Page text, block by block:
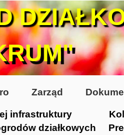
infrastruktury
działkowych
Zarząd